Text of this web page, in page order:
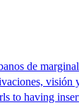
de
visión
to having